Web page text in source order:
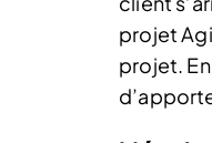
projet
projet.